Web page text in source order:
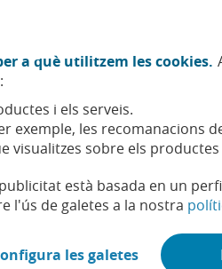
a què utilitzem les cookies.
i els serveis.
exemple, les recomanacions
visualitzes sobre els productes
està basada en un
l'ús de galetes a la nostra
les galetes(Obre en
Cultura financera